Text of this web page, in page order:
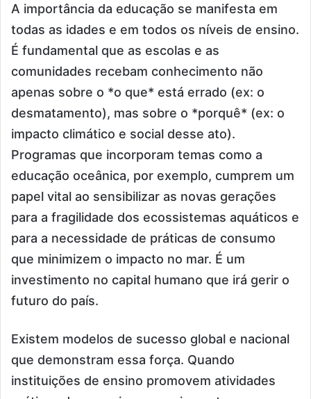
A importância da educação se manifesta em
todas as idades e em todos os níveis de ensino.
É fundamental que as escolas e as
comunidades recebam conhecimento não
apenas sobre o *o que* está errado (ex: o
desmatamento), mas sobre o *porquê* (ex: o
impacto climático e social desse ato).
Programas que incorporam temas como a
educação oceânica, por exemplo, cumprem um
papel vital ao sensibilizar as novas gerações
para a fragilidade dos ecossistemas aquáticos e
para a necessidade de práticas de consumo
que minimizem o impacto no mar. É um
investimento no capital humano que irá gerir o
futuro do país.
Existem modelos de sucesso global e nacional
que demonstram essa força. Quando
instituições de ensino promovem atividades